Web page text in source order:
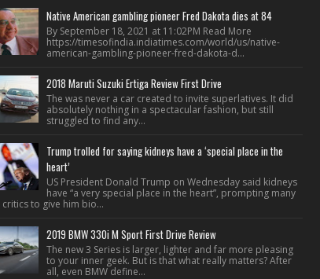
Native American gambling pioneer Fred Dakota dies at 84
By September 18, 2021 at 11:02PM Read More
https://timesofindia.indiatimes.com/world/us/native-
american-gambling-pioneer-fred-dakota-d...
2018 Maruti Suzuki Ertiga Review First Drive
The was never a car created to invite superlatives. It did
absolutely nothing in a spectacular fashion, but still
struggled to find any...
Trump trolled for saying kidneys have a ‘special place in the
heart’
US President Donald Trump on Wednesday said kidneys
have “a very special place in the heart”, prompting many
critics to give him bio...
2019 BMW 330i M Sport First Drive Review
The new 3 Series is larger, lighter and far more pleasing
to your inner geek. But is that what really matters? After
all, even BMW define...